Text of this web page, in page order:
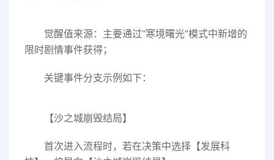
觉醒值来源：主要通过“寒境曙光”模式中新增的
限时剧情事件获得；
关键事件分支示例如下：
【沙之城崩毁结局】
首次进入流程时，若在决策中选择【发展科